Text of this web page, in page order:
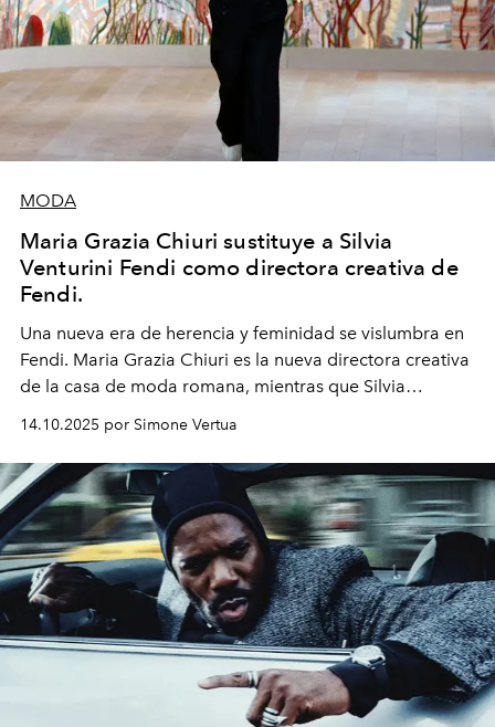
MODA
Maria Grazia Chiuri sustituye a Silvia
Venturini Fendi como directora creativa de
Fendi.
Una nueva era de herencia y feminidad se vislumbra en
Fendi. Maria Grazia Chiuri es la nueva directora creativa
de la casa de moda romana, mientras que Silvia
14.10.2025 por Simone Vertua